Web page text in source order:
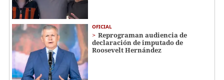
OFICIAL
Reprograman audiencia de
declaración de imputado de
Roosevelt Hernández